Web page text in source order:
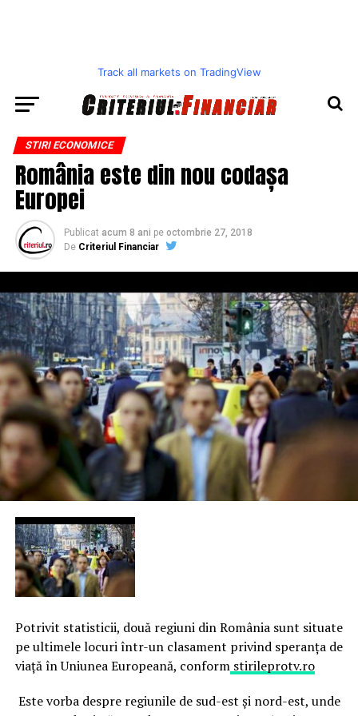
Track all markets on TradingView
STIRI ECONOMICE
România este din nou codașa
Europei
Publicat acum 8 ani pe octombrie 27, 2018
De Criteriul Financiar
Potrivit statisticii, două regiuni din România sunt situate
pe ultimele locuri într-un clasament privind speranţa de
viaţă în Uniunea Europeană, conformstirileprotv.ro
Este vorba despre regiunile de sud-est şi nord-est, unde